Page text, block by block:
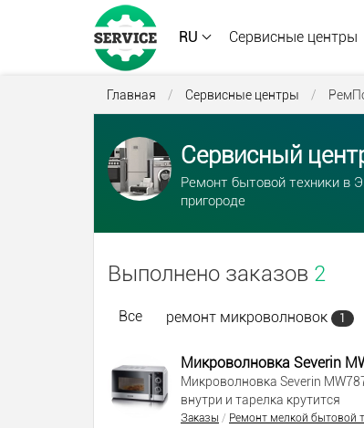
RU Сервисные центры
Главная / Сервисные центры /
Сервисный
Ремонт бытовой техники в
пригороде
Выполнено заказов 2
Все ремонт микроволновок 1
Микроволновка Severin
Микроволновка Severin
внутри и тарелка крутится
Заказы / Ремонт мелкой бытовой